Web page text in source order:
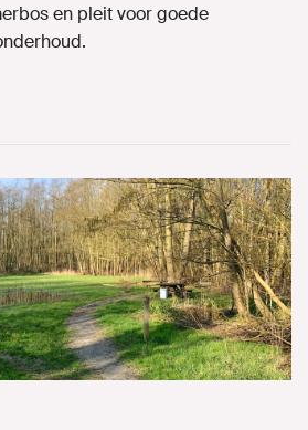
en pleit voor goede